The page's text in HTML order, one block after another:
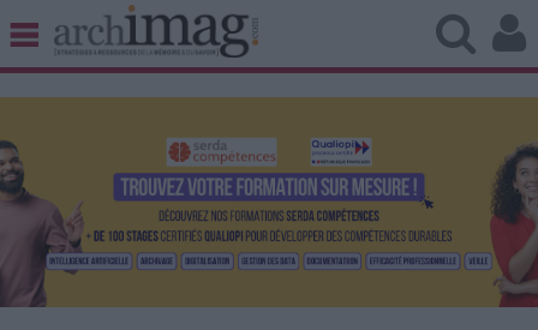
BIBLIOTHÈQUE ÉDITION
UNIVERS DATA
TRAVAIL COLLABORATIF
VIE NUMÉRIQUE
NUMÉRIQUE RESPONSABLE